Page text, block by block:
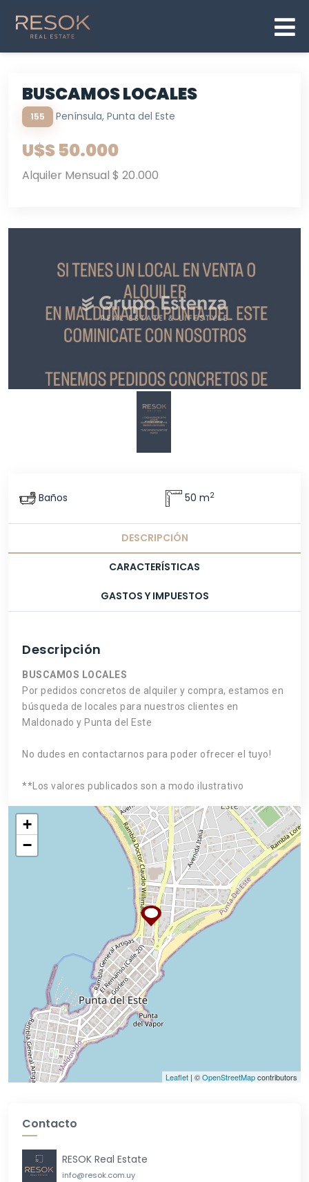
BUSCAMOS LOCALES
155 Península, Punta del Este
U$S 50.000
Alquiler Mensual $ 20.000
Baños 50 m2
DESCRIPCIÓN
CARACTERÍSTICAS
GASTOS Y IMPUESTOS
Descripción
BUSCAMOS LOCALES
Por pedidos concretos de alquiler y compra, estamos en
búsqueda de locales para nuestros clientes en
Maldonado y Punta del Este
No dudes en contactarnos para poder ofrecer el tuyo!
**Los valores publicados son a modo ilustrativo
+
−
Leaflet | ©OpenStreetMapcontributors
Contacto
RESOK Real Estate
info@resok.com.uy